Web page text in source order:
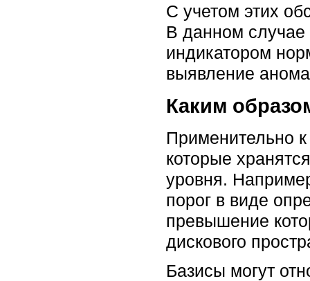
С учетом этих
В данном
индикатором
выявление
Каким
Применительно
которые
уровня.
порог в виде
превышение
дискового
Базисы могут